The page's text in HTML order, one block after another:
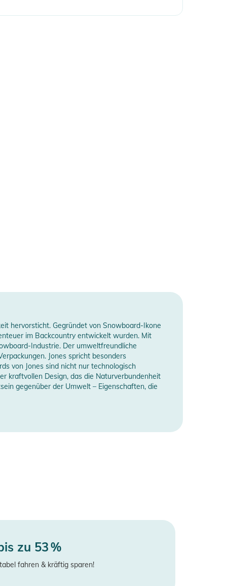
hervorsticht. Gegründet von Snowboard-Ikone
im Backcountry entwickelt wurden. Mit
Industrie. Der umweltfreundliche
Jones spricht besonders
von Jones sind nicht nur technologisch
kraftvollen Design, das die Naturverbundenheit
gegenüber der Umwelt – Eigenschaften, die
zu 53 %
fahren & kräftig sparen!